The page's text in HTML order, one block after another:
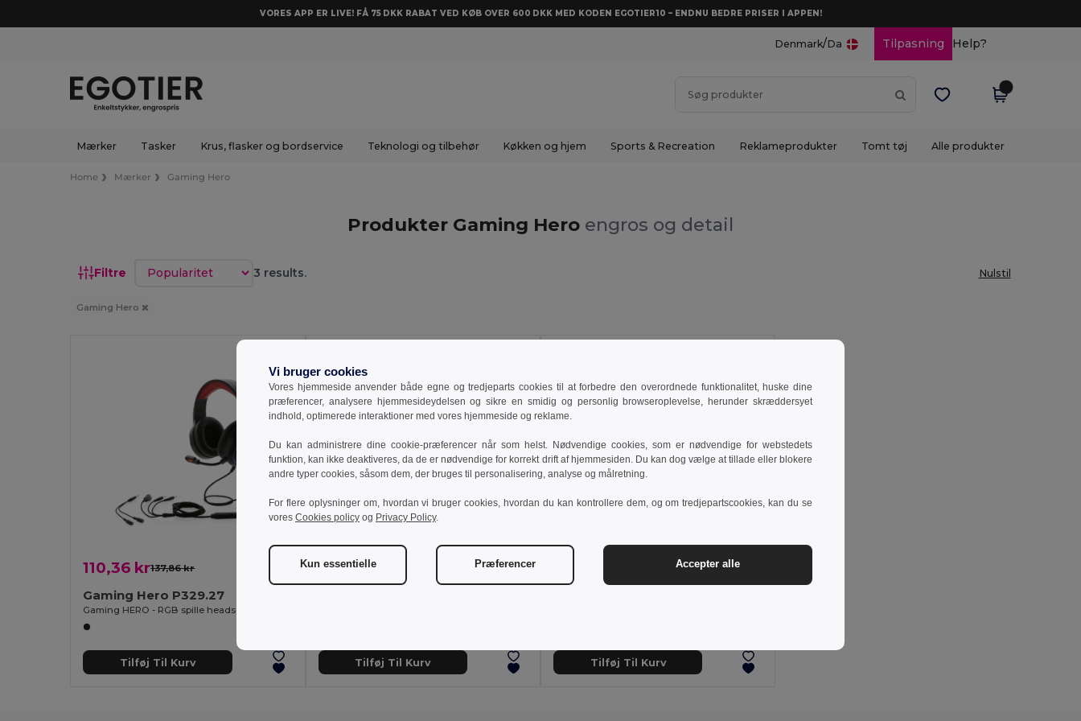
VORES APP ER LIVE! FÅ 75 DKK RABAT VED KØB OVER 600 DKK MED KODEN EGOTIER10 – ENDNU BEDRE PRISER I APPEN!
Denmark/Da Tilpasning Help?
Mærker Tasker Krus, flasker og bordservice Teknologi og tilbehør Køkken og hjem Sports & Recreation Reklameprodukter Tomt tøj Alle produkter
Home Mærker Gaming Hero
Produkter Gaming Hero engros og detail
Filtre Sorter efter 3 results. Nulstil
Gaming Hero
110,36 kr137,86 kr
Gaming Hero P329.27
Gaming HERO - RGB spille headset
Tilføj Til Kurv
67,51 kr -8%
Tilføj Til Kurv
-8%
Tilføj Til Kurv
Vi bruger cookies
Vores hjemmeside anvender både egne og tredjeparts cookies til at forbedre den overordnede funktionalitet, huske dine
præferencer, analysere hjemmesideydelsen og sikre en smidig og personlig browseroplevelse, herunder skræddersyet
indhold, optimerede interaktioner med vores hjemmeside og reklame.
Du kan administrere dine cookie-præferencer når som helst. Nødvendige cookies, som er nødvendige for webstedets
funktion, kan ikke deaktiveres, da de er nødvendige for korrekt drift af hjemmesiden. Du kan dog vælge at tillade eller blokere
andre typer cookies, såsom dem, der bruges til personalisering, analyse og målretning.
For flere oplysninger om, hvordan vi bruger cookies, hvordan du kan kontrollere dem, og om tredjepartscookies, kan du se
vores Cookies policy og Privacy Policy.
Kun essentielle Præferencer Accepter alle